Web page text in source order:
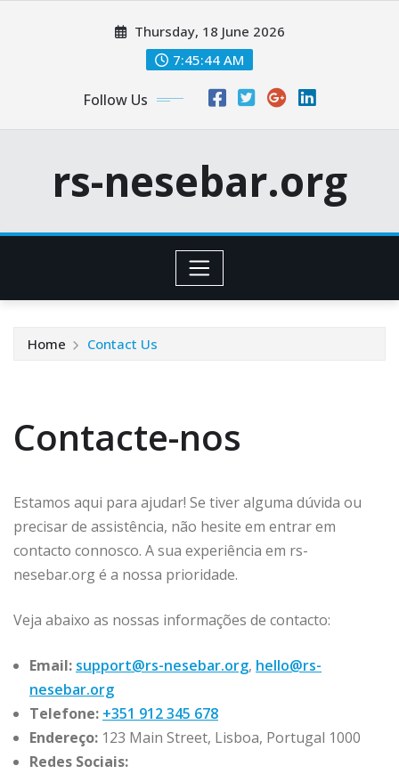
Thursday, 18 June 2026
7:45:45 AM
Follow Us
rs-nesebar.org
Home Contact Us
Contacte-nos
Estamos aqui para ajudar! Se tiver alguma dúvida ou
precisar de assistência, não hesite em entrar em
contacto connosco. A sua experiência em rs-
nesebar.org é a nossa prioridade.
Veja abaixo as nossas informações de contacto:
Email: support@rs-nesebar.org, hello@rs-
nesebar.org
Telefone: +351 912 345 678
Endereço: 123 Main Street, Lisboa, Portugal 1000
Redes Sociais: